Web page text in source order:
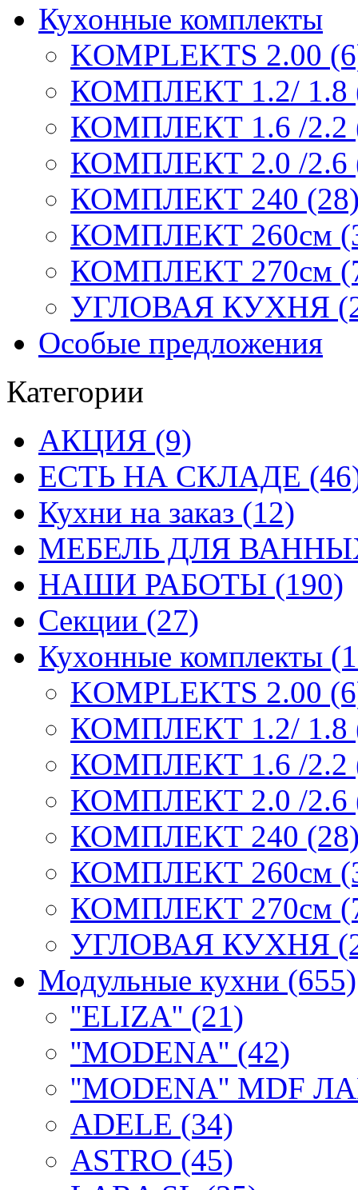
Кухонные комплекты
KOMPLEKTS 2.00
КОМПЛЕКТ 1.2/ 1.8
КОМПЛЕКТ 1.6 /2.2
КОМПЛЕКТ 2.0 /2.6
КОМПЛЕКТ 240
КОМПЛЕКТ 260см
КОМПЛЕКТ 270см
УГЛОВАЯ КУХНЯ
Особые предложения
Категории
АКЦИЯ (9)
ЕСТЬ НА СКЛАДЕ
Кухни на заказ (12)
МЕБЕЛЬ ДЛЯ
НАШИ РАБОТЫ (190)
Секции (27)
Кухонные комплекты
KOMPLEKTS 2.00
КОМПЛЕКТ 1.2/ 1.8
КОМПЛЕКТ 1.6 /2.2
КОМПЛЕКТ 2.0 /2.6
КОМПЛЕКТ 240
КОМПЛЕКТ 260см
КОМПЛЕКТ 270см
УГЛОВАЯ КУХНЯ
Модульные кухни (655)
''ELIZA'' (21)
''MODENA'' (42)
''MODENA'' MDF
ADELE (34)
ASTRO (45)